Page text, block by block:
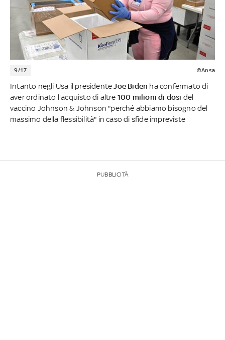
9/17 ©Ansa
Intanto negli Usa il presidenteJoe Biden ha confermato di
aver ordinato l'acquisto di altre 100 milioni di dosi del
vaccino Johnson & Johnson "perché abbiamo bisogno del
massimo della flessibilità" in caso di sfide impreviste
PUBBLICITÀ